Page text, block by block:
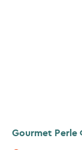
Gourmet Perle